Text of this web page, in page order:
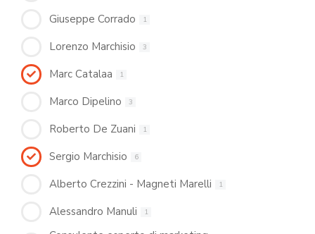
Giuseppe Corrado 1
Lorenzo Marchisio 3
Marc Catalaa 1
Marco Dipelino 3
Roberto De Zuani 1
Sergio Marchisio 6
Alberto Crezzini - Magneti Marelli 1
Alessandro Manuli 1